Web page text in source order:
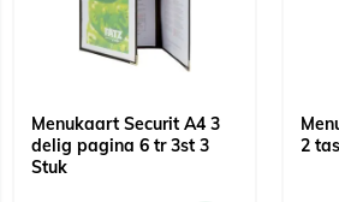
Menukaart Securit A4 3
delig pagina 6 tr 3st 3
Stuk
2